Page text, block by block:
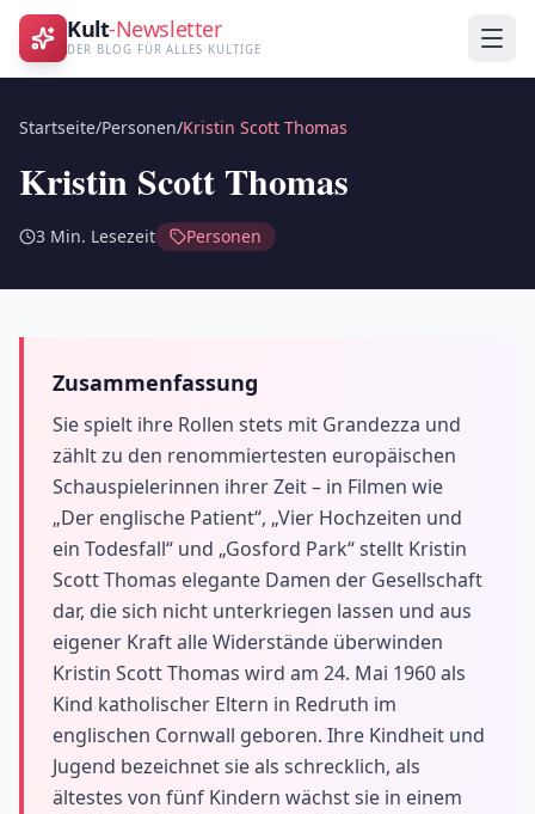
Kult-Newsletter
DER BLOG FÜR ALLES KULTIGE
Startseite/Personen/Kristin Scott Thomas
Kristin Scott Thomas
3 Min. Lesezeit Personen
Zusammenfassung
Sie spielt ihre Rollen stets mit Grandezza und
zählt zu den renommiertesten europäischen
Schauspielerinnen ihrer Zeit – in Filmen wie
„Der englische Patient“, „Vier Hochzeiten und
ein Todesfall“ und „Gosford Park“ stellt Kristin
Scott Thomas elegante Damen der Gesellschaft
dar, die sich nicht unterkriegen lassen und aus
eigener Kraft alle Widerstände überwinden
Kristin Scott Thomas wird am 24. Mai 1960 als
Kind katholischer Eltern in Redruth im
englischen Cornwall geboren. Ihre Kindheit und
Jugend bezeichnet sie als schrecklich, als
ältestes von fünf Kindern wächst sie in einem